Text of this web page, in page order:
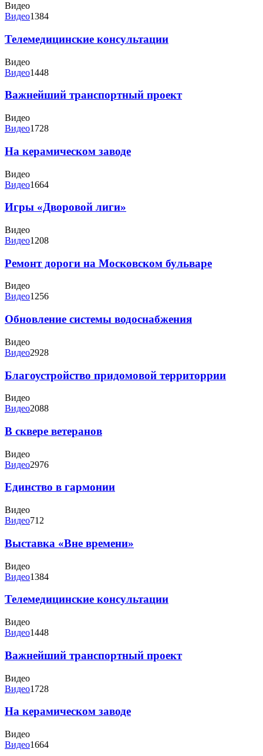
Видео
Видео1384
Телемедицинские консультации
Видео
Видео1448
Важнейший транспортный проект
Видео
Видео1728
На керамическом заводе
Видео
Видео1664
Игры «Дворовой лиги»
Видео
Видео1208
Ремонт дороги на Московском бульваре
Видео
Видео1256
Обновление системы водоснабжения
Видео
Видео2928
Благоустройство придомовой территоррии
Видео
Видео2088
В сквере ветеранов
Видео
Видео2976
Единство в гармонии
Видео
Видео712
Выставка «Вне времени»
Видео
Видео1384
Телемедицинские консультации
Видео
Видео1448
Важнейший транспортный проект
Видео
Видео1728
На керамическом заводе
Видео
Видео1664